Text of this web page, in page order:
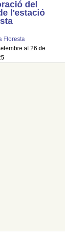
del
l'estació
Floresta
al 26 de